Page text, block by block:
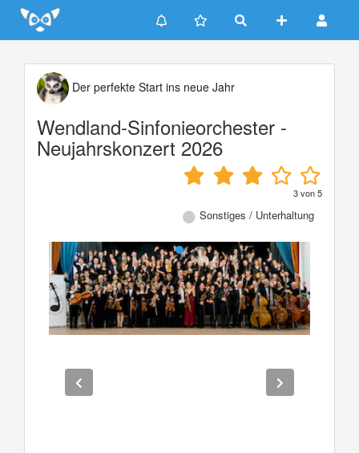
Update cookies preferences
Der perfekte Start ins neue Jahr
Wendland-Sinfonieorchester -
Neujahrskonzert 2026
3von5
Sonstiges / Unterhaltung